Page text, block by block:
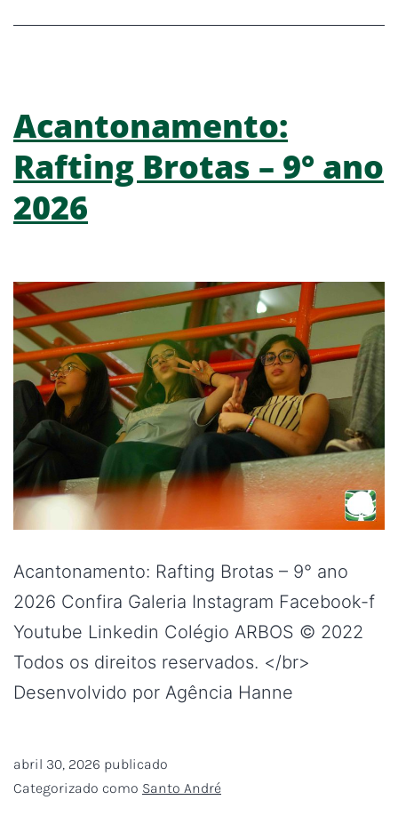
Acantonamento:
Rafting Brotas – 9° ano
2026
Acantonamento: Rafting Brotas – 9° ano
2026 Confira Galeria Instagram Facebook-f
Youtube Linkedin Colégio ARBOS © 2022
Todos os direitos reservados. </br>
Desenvolvido por Agência Hanne
abril 30, 2026 publicado
Categorizado como Santo André